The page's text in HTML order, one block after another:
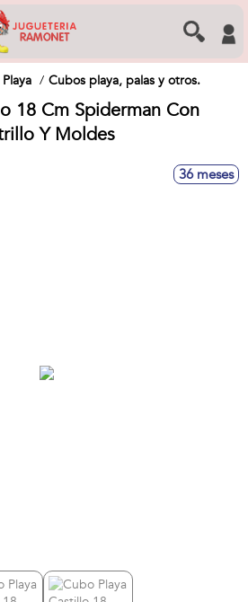
Playa Cubos playa, palas y otros.
18 Cm Spiderman Con
Y Moldes
36 meses